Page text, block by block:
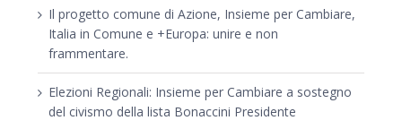
Il progetto comune di Azione, Insieme per Cambiare,
Italia in Comune e +Europa: unire e non
frammentare.
Elezioni Regionali: Insieme per Cambiare a sostegno
del civismo della lista Bonaccini Presidente